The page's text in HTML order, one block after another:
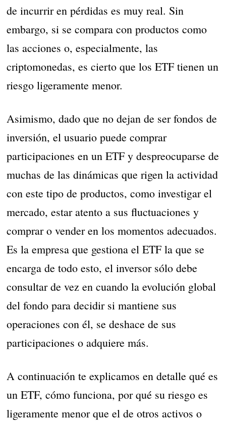
de incurrir en pérdidas es muy real. Sin
embargo, si se compara con productos como
las acciones o, especialmente, las
criptomonedas, es cierto que los ETF tienen un
riesgo ligeramente menor.
Asimismo, dado que no dejan de ser fondos de
inversión, el usuario puede comprar
participaciones en un ETF y despreocuparse de
muchas de las dinámicas que rigen la actividad
con este tipo de productos, como investigar el
mercado, estar atento a sus fluctuaciones y
comprar o vender en los momentos adecuados.
Es la empresa que gestiona el ETF la que se
encarga de todo esto, el inversor sólo debe
consultar de vez en cuando la evolución global
del fondo para decidir si mantiene sus
operaciones con él, se deshace de sus
participaciones o adquiere más.
A continuación te explicamos en detalle qué es
un ETF, cómo funciona, por qué su riesgo es
ligeramente menor que el de otros activos o